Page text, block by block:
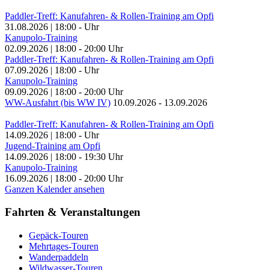
Paddler-Treff: Kanufahren- & Rollen-Training am Opfi
31.08.2026 | 18:00 - Uhr
Kanupolo-Training
02.09.2026 | 18:00 - 20:00 Uhr
Paddler-Treff: Kanufahren- & Rollen-Training am Opfi
07.09.2026 | 18:00 - Uhr
Kanupolo-Training
09.09.2026 | 18:00 - 20:00 Uhr
WW-Ausfahrt (bis WW IV) 10.09.2026 - 13.09.2026
Paddler-Treff: Kanufahren- & Rollen-Training am Opfi
14.09.2026 | 18:00 - Uhr
Jugend-Training am Opfi
14.09.2026 | 18:00 - 19:30 Uhr
Kanupolo-Training
16.09.2026 | 18:00 - 20:00 Uhr
Ganzen Kalender ansehen
Fahrten & Veranstaltungen
Gepäck-Touren
Mehrtages-Touren
Wanderpaddeln
Wildwasser-Touren